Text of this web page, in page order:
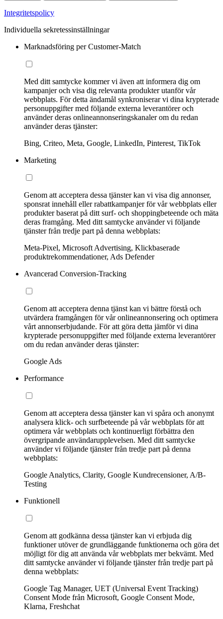
Integritetspolicy
Individuella sekretessinställningar
Marknadsföring per Customer-Match
Med ditt samtycke kommer vi även att informera dig om
kampanjer och visa dig relevanta produkter utanför vår
webbplats. För detta ändamål synkroniserar vi dina krypterade
personuppgifter med följande externa leverantörer och
använder deras onlineannonseringskanaler om du redan
använder deras tjänster:
Bing, Criteo, Meta, Google, LinkedIn, Pinterest, TikTok
Marketing
Genom att acceptera dessa tjänster kan vi visa dig annonser,
sponsrat innehåll eller rabattkampanjer för vår webbplats eller
produkter baserat på ditt surf- och shoppingbeteende och mäta
deras framgång. Med ditt samtycke använder vi följande
tjänster från tredje part på denna webbplats:
Meta-Pixel, Microsoft Advertising, Klickbaserade
produktrekommendationer, Ads Defender
Avancerad Conversion-Tracking
Genom att acceptera denna tjänst kan vi bättre förstå och
utvärdera framgången för vår onlineannonsering och optimera
vårt annonserbjudande. För att göra detta jämför vi dina
krypterade personuppgifter med följande externa leverantörer
om du redan använder deras tjänster:
Google Ads
Performance
Genom att acceptera dessa tjänster kan vi spåra och anonymt
analysera klick- och surfbeteende på vår webbplats för att
optimera vår webbplats och kontinuerligt förbättra den
övergripande användarupplevelsen. Med ditt samtycke
använder vi följande tjänster från tredje part på denna
webbplats:
Google Analytics, Clarity, Google Kundrecensioner, A/B-
Testing
Funktionell
Genom att godkänna dessa tjänster kan vi erbjuda dig
funktioner utöver de grundläggande funktionerna och göra det
möjligt för dig att använda vår webbplats mer bekvämt. Med
ditt samtycke använder vi följande tjänster från tredje part på
denna webbplats:
Google Tag Manager, UET (Universal Event Tracking)
Consent Mode från Microsoft, Google Consent Mode,
Klarna, Freshchat